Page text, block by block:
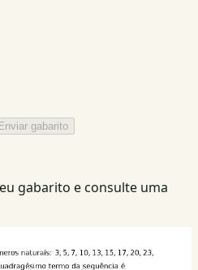
Enviar gabarito
gabarito e consulte uma